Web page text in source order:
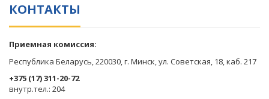
КОНТАКТЫ
Приемная комиссия:
Республика Беларусь, 220030, г. Минск, ул. Советская, 18, каб. 217
+375 (17) 311-20-72
​внутр.тел.: 204